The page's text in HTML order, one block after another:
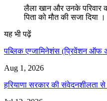
लैला खान और उनके परिवार
पिता को मौत की सजा दिया ।
यह भी पढ़ें
पब्लिक एग्जामिनेशंस (प्रिवेंशन ऑफ
Aug 1, 2026
हरियाणा सरकार की संवेदनशीलता